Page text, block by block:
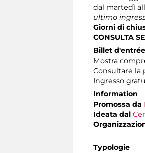
dal martedì
ultimo
Giorni di
CONSULTA
Billet d'entrée
Mostra
Consultare la
Ingresso
Information
Promossa da
Ideata dal
Typologie